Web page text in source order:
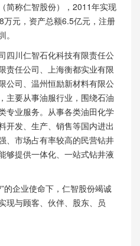
简称仁智股份），2011年实现
元，资产总额6.5亿元，注册
四川仁智石化科技有限责任公
责任公司、上海衡都实业有限
公司、温州恒励新材料有限公
主要从事油服行业，围绕石油
专业服务。从事各类油田化学
开发、生产、销售等国内进出
、市场占有率较高的民营钻井
够提供一体化、一站式钻井液
的企业使命下，仁智股份竭诚
现与顾客、伙伴、股东、员